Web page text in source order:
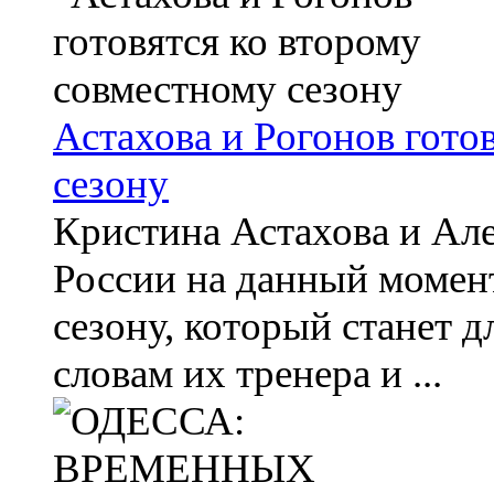
Астахова и Рогонов
сезону
Кристина Астахова и
России на данный
сезону, который станет
словам их тренера и ...